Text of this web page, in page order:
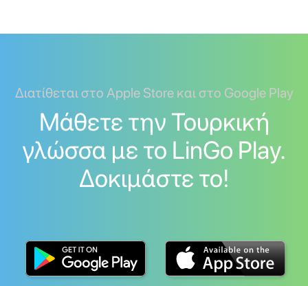
Διατίθεται στο Apple Store και στο Google Play
Μάθετε την Τουρκική
γλώσσα με το LinGo Play.
Δοκιμάστε το!